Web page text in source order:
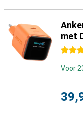
met
4.5
Voor